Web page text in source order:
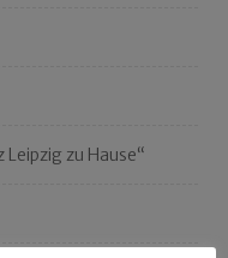
zu Hause“